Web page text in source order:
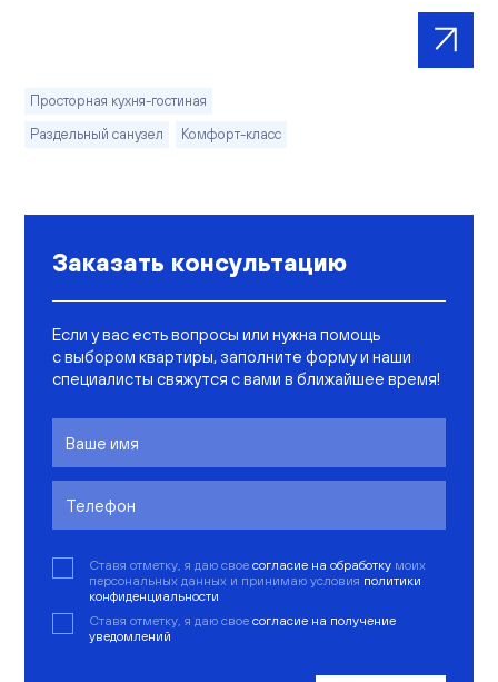
Просторная кухня-гостиная
Раздельный санузел
Комфорт-класс
Заказать консультацию
Если у вас есть вопросы или нужна помощь
с выбором квартиры, заполните форму и наши
специалисты свяжутся с вами в ближайшее время!
Ставя отметку, я даю свое согласие на обработку моих
персональных данных и принимаю условия политики
конфиденциальности
Ставя отметку, я даю свое согласие на получение
уведомлений